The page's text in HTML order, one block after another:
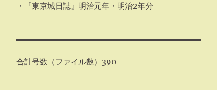
・『東京城日誌』明治元年・明治2年分
合計号数（ファイル数）390